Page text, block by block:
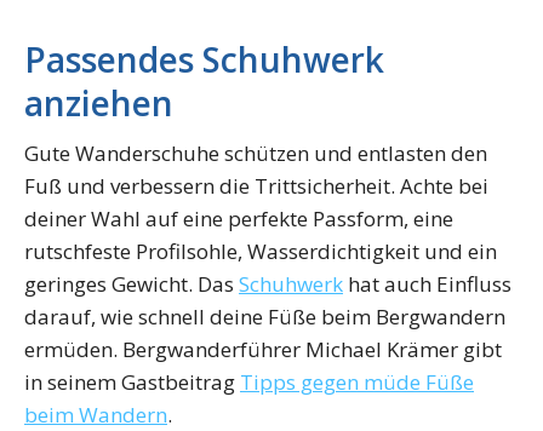
Passendes Schuhwerk
anziehen
Gute Wanderschuhe schützen und entlasten den
Fuß und verbessern die Trittsicherheit. Achte bei
deiner Wahl auf eine perfekte Passform, eine
rutschfeste Profilsohle, Wasserdichtigkeit und ein
geringes Gewicht. Das Schuhwerk hat auch Einfluss
darauf, wie schnell deine Füße beim Bergwandern
ermüden. Bergwanderführer Michael Krämer gibt
in seinem Gastbeitrag Tipps gegen müde Füße
beim Wandern.